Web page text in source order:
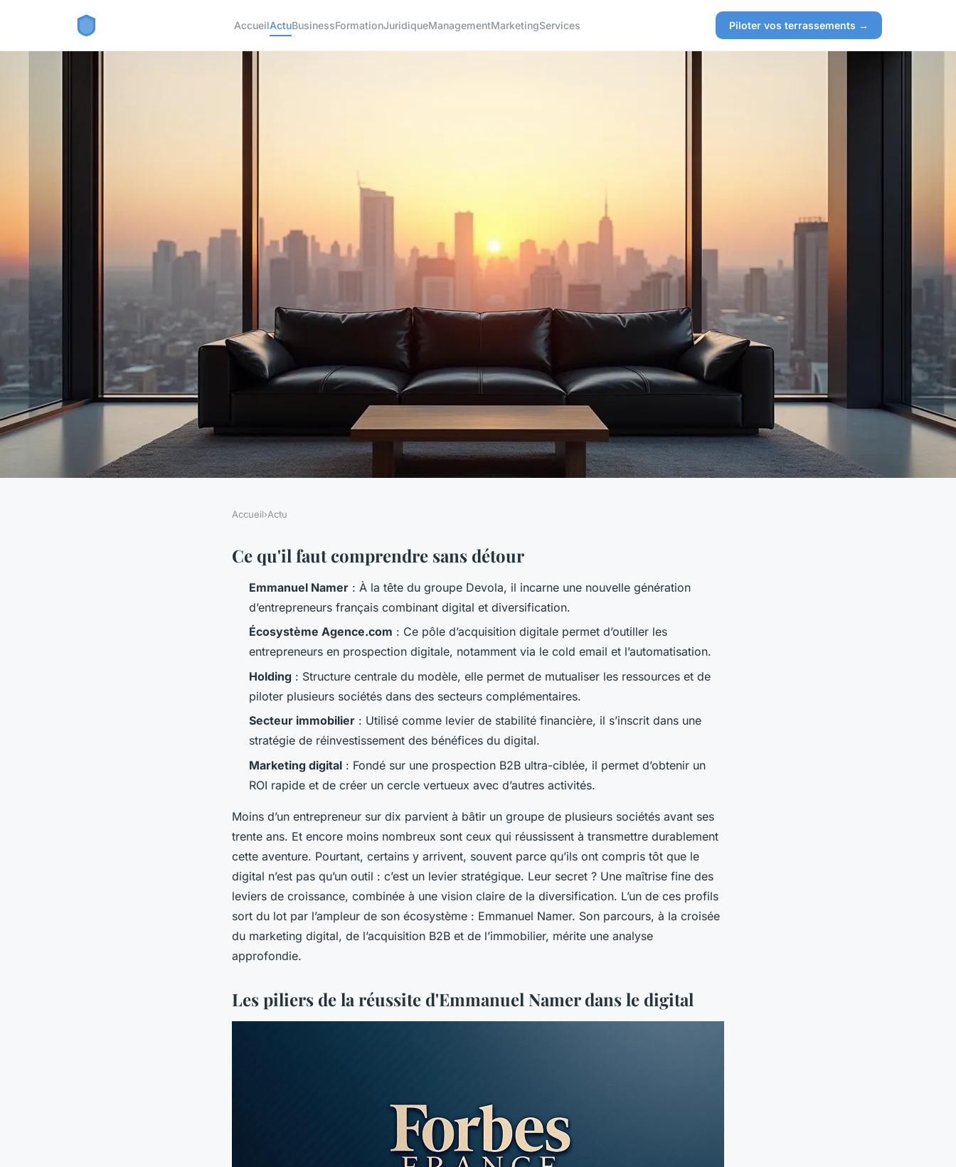
AccueilActuBusinessFormationJuridiqueManagementMarketingServices Piloter vos terrassements →
Forbes France - les articles business a
lire cette semaine
Accueil›Actu
Ce qu'il faut comprendre sans détour
Emmanuel Namer : À la tête du groupe Devola, il incarne une nouvelle génération
d’entrepreneurs français combinant digital et diversification.
Écosystème Agence.com : Ce pôle d’acquisition digitale permet d’outiller les
entrepreneurs en prospection digitale, notamment via le cold email et l’automatisation.
Holding : Structure centrale du modèle, elle permet de mutualiser les ressources et de
piloter plusieurs sociétés dans des secteurs complémentaires.
Secteur immobilier : Utilisé comme levier de stabilité financière, il s’inscrit dans une
stratégie de réinvestissement des bénéfices du digital.
Marketing digital : Fondé sur une prospection B2B ultra-ciblée, il permet d’obtenir un
ROI rapide et de créer un cercle vertueux avec d’autres activités.
Moins d’un entrepreneur sur dix parvient à bâtir un groupe de plusieurs sociétés avant ses
trente ans. Et encore moins nombreux sont ceux qui réussissent à transmettre durablement
cette aventure. Pourtant, certains y arrivent, souvent parce qu’ils ont compris tôt que le
digital n’est pas qu’un outil : c’est un levier stratégique. Leur secret ? Une maîtrise fine des
leviers de croissance, combinée à une vision claire de la diversification. L’un de ces profils
sort du lot par l’ampleur de son écosystème : Emmanuel Namer. Son parcours, à la croisée
du marketing digital, de l’acquisition B2B et de l’immobilier, mérite une analyse
approfondie.
Les piliers de la réussite d'Emmanuel Namer dans le digital